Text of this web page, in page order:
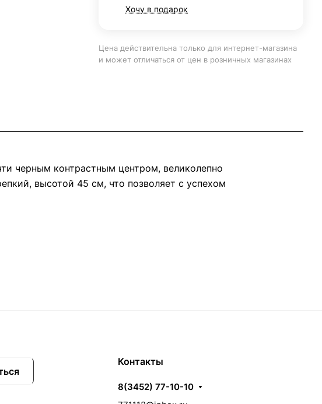
Хочу в подарок
Цена действительна только для интернет-магазина
и может отличаться от цен в розничных магазинах
черным контрастным центром, великолепно
высотой 45 см, что позволяет с успехом
Контакты
8(3452) 77-10-10